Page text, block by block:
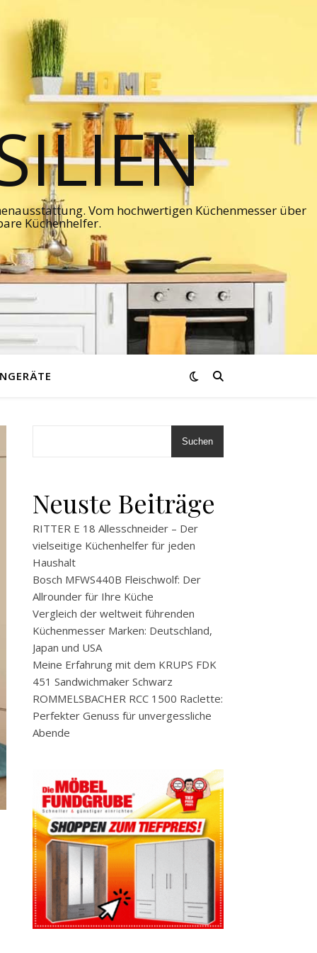
Vom hochwertigen Küchenmesser über
Küchenhelfer.
Suchen
Neuste Beiträge
RITTER E 18 Allesschneider – Der
vielseitige Küchenhelfer für jeden
Haushalt
Bosch MFWS440B Fleischwolf: Der
Allrounder für Ihre Küche
Vergleich der weltweit führenden
Küchenmesser Marken: Deutschland,
Japan und USA
Meine Erfahrung mit dem KRUPS FDK
451 Sandwichmaker Schwarz
ROMMELSBACHER RCC 1500 Raclette:
Perfekter Genuss für unvergessliche
Abende